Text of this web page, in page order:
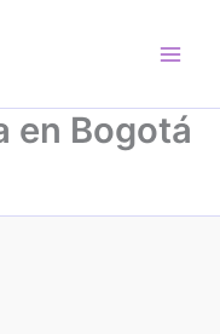
en Bogotá